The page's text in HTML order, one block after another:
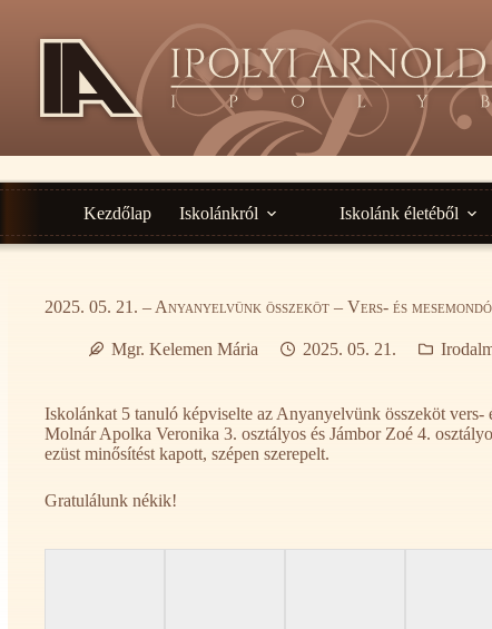
tartalomra
Kezdőlap Iskolánkról Iskolánk életéből
2025. 05. 21. – Anyanyelvünk összeköt – Vers- és
Mgr. Kelemen Mária 2025. 05. 21.
Iskolánkat 5 tanuló képviselte az Anyanyelvünk összeköt
Molnár Apolka Veronika 3. osztályos és Jámbor Zoé 4.
ezüst minősítést kapott, szépen szerepelt.
Gratulálunk nékik!